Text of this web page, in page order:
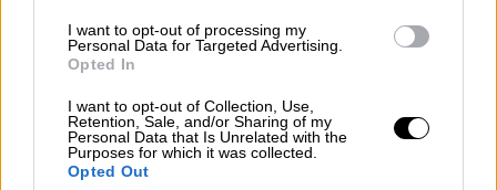
I want to opt-out of processing my
Personal Data for Targeted Advertising.
Opted In
I want to opt-out of Collection, Use,
Retention, Sale, and/or Sharing of my
Personal Data that Is Unrelated with the
Purposes for which it was collected.
Opted Out